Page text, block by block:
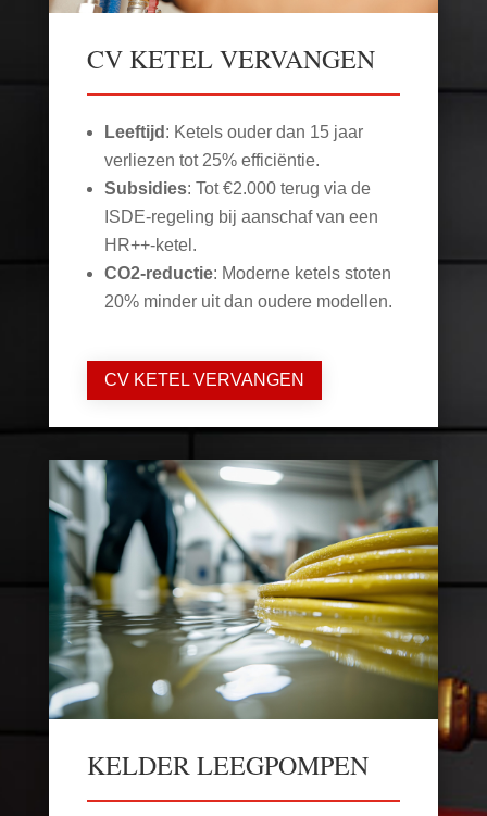
CV KETEL VERVANGEN
Leeftijd : Ketels ouder dan 15 jaar
verliezen tot 25% efficiëntie.
Subsidies: Tot €2.000 terug via de
ISDE-regeling bij aanschaf van een
HR++-ketel.
CO2-reductie: Moderne ketels stoten
20% minder uit dan oudere modellen.
CV KETEL VERVANGEN
KELDER LEEGPOMPEN